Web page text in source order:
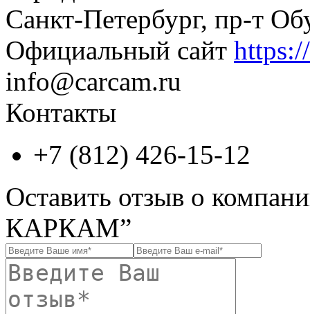
Санкт-Петербург, пр-т
Официальный сайт
info@carcam.ru
Контакты
+7 (812) 426-15-12
Оставить отзыв о
КАРКАМ”